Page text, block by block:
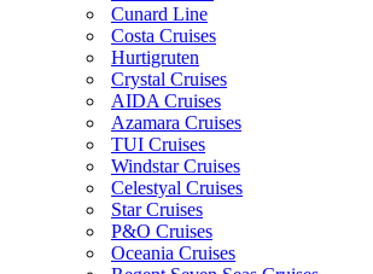
Cunard Line
Costa Cruises
Hurtigruten
Crystal Cruises
AIDA Cruises
Azamara Cruises
TUI Cruises
Windstar Cruises
Celestyal Cruises
Star Cruises
P&O Cruises
Oceania Cruises